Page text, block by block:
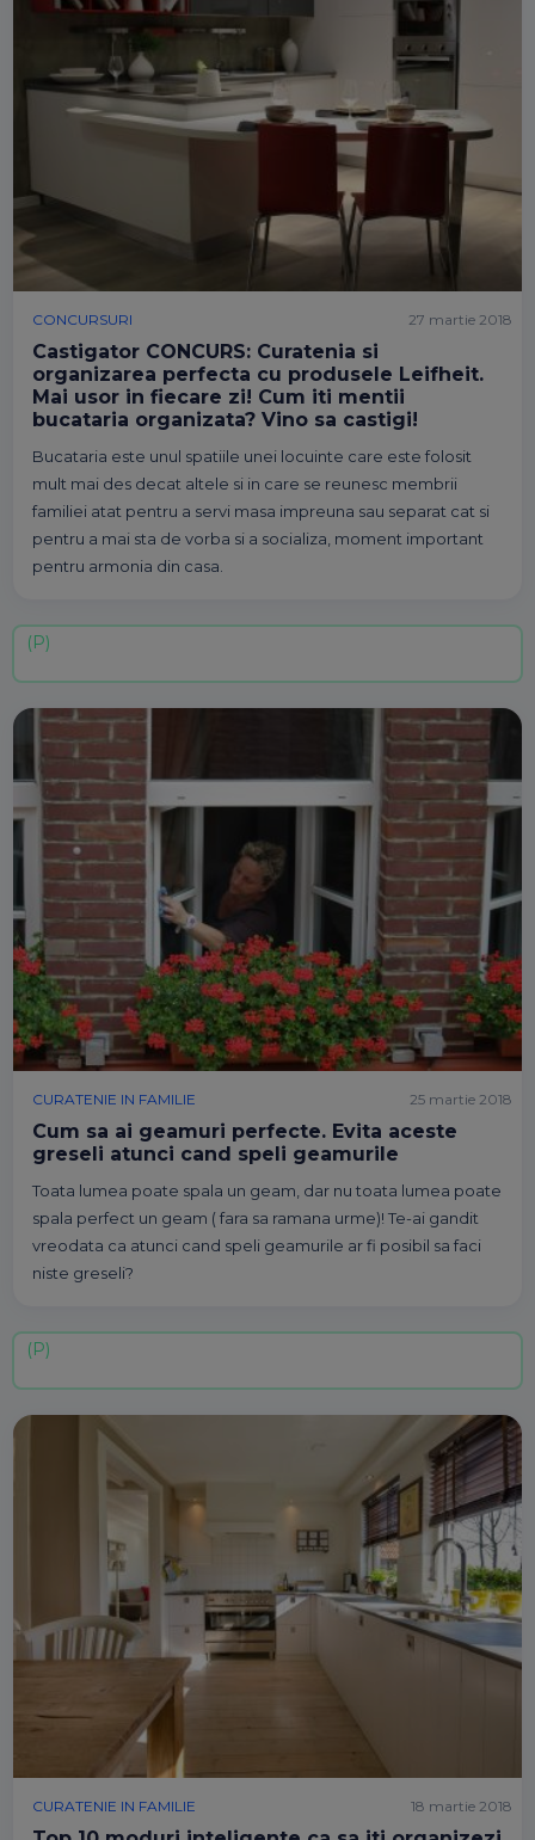
CONCURSURI
Castigator CONCURS: Curatenia si
organizarea perfecta cu produsele Leifheit.
Mai usor in fiecare zi! Cum iti mentii
bucataria organizata? Vino sa castigi!
Bucataria este unul spatiile unei locuinte care este folosit
mult mai des decat altele si in care se reunesc membrii
familiei atat pentru a servi masa impreuna sau separat cat si
pentru a mai sta de vorba si a socializa, moment important
pentru armonia din casa.
27 martie 2018
CURATENIE IN FAMILIE
Cum sa ai geamuri perfecte. Evita aceste
greseli atunci cand speli geamurile
Toata lumea poate spala un geam, dar nu toata lumea poate
spala perfect un geam ( fara sa ramana urme)! Te-ai gandit
vreodata ca atunci cand speli geamurile ar fi posibil sa faci
niste greseli?
25 martie 2018
CURATENIE IN FAMILIE 18 martie 2018